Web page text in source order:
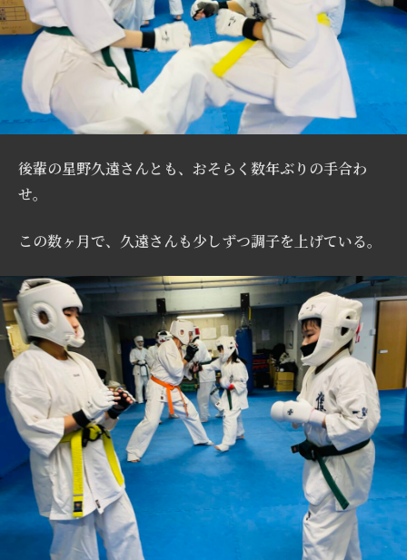
後輩の星野久遠さんとも、おそらく数年ぶりの手合わ
せ。
この数ヶ月で、久遠さんも少しずつ調子を上げている。